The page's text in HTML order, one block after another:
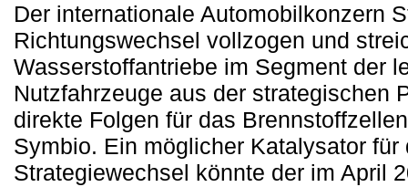
Der internationale Automobilkonzern
Richtungswechsel vollzogen und
Wasserstoffantriebe im Segment der
Nutzfahrzeuge aus der strategischen
direkte Folgen für das
Symbio. Ein möglicher Katalysator für
Strategiewechsel könnte der im April